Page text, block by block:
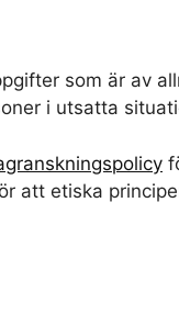
som är av
i utsatta
att etiska